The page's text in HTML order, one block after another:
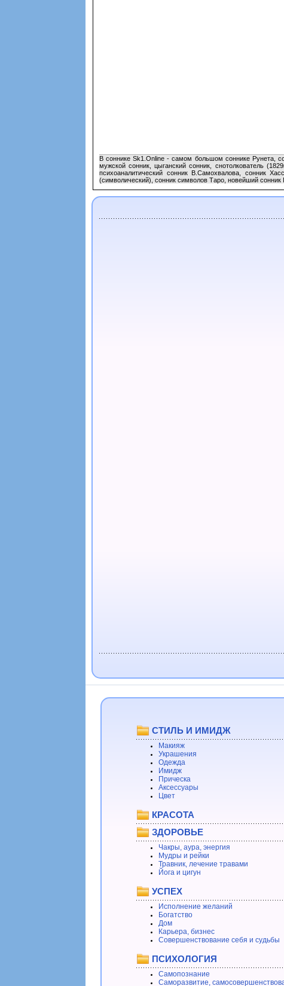
В соннике Sk1.Online - самом большом соннике Рунета,
мужской сонник, цыганский сонник, снотолкователь
психоаналитический сонник В.Самохвалова, сонник
(символический), сонник символов Таро, новейший сонник
СТИЛЬ И ИМИДЖ
Макияж
Украшения
Одежда
Имидж
Прическа
Аксессуары
Цвет
КРАСОТА
ЗДОРОВЬЕ
Чакры, аура, энергия
Мудры и рейки
Травник, лечение травами
Йога и цигун
УСПЕХ
Исполнение желаний
Богатство
Дом
Карьера, бизнес
Совершенствование себя и судьбы
ПСИХОЛОГИЯ
Самопознание
Саморазвитие,